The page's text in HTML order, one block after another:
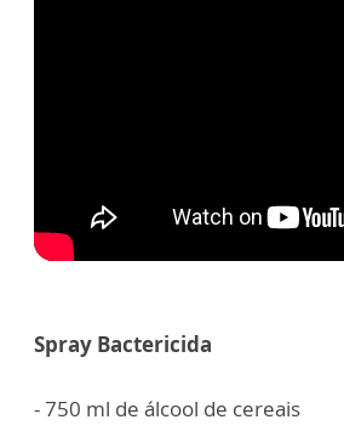
Spray Bactericida
- 750 ml de álcool de cereais